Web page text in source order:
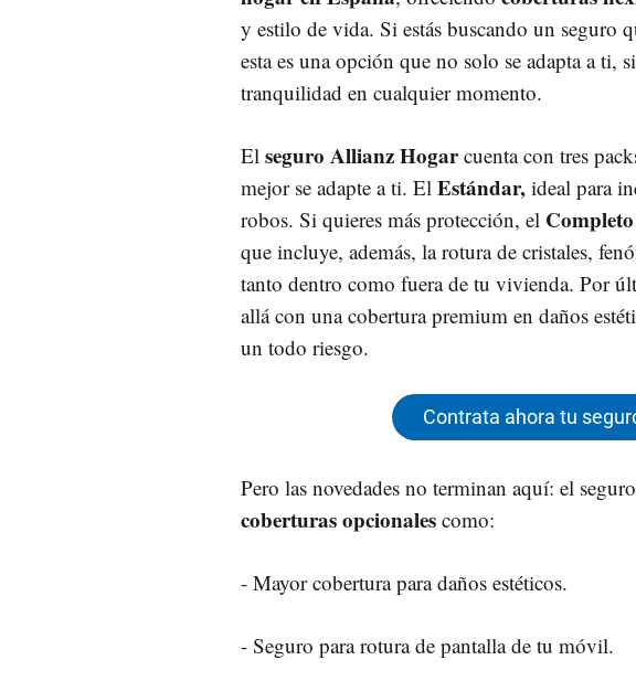
y estilo de vida. Si estás buscando un seguro
esta es una opción que no solo se adapta a ti,
tranquilidad en cualquier momento.
El seguro Allianz Hogarcuenta con tres
mejor se adapte a ti. El Estándar, ideal para
robos. Si quieres más protección, el Completo
que incluye, además, la rotura de cristales,
tanto dentro como fuera de tu vivienda. Por
allá con una cobertura premium en daños
un todo riesgo.
Contrata ahora tu
Pero las novedades no terminan aquí: el
coberturas opcionales como:
- Mayor cobertura para daños estéticos.
- Seguro para rotura de pantalla de tu móvil.